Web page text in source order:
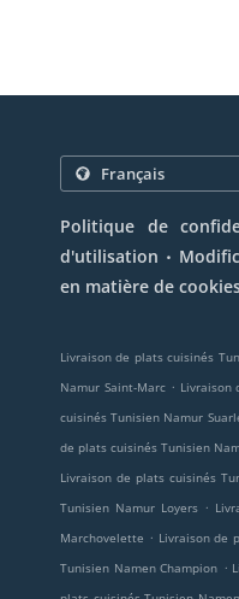
Politique de
d'utilisation .
en matière de
Livraison de plats cuisinés
Namur Saint-Marc . Livraison
cuisinés Tunisien Namur
de plats cuisinés Tunisien
Livraison de plats cuisinés
Tunisien Namur Loyers .
Marchovelette . Livraison de
Tunisien Namen Champion .